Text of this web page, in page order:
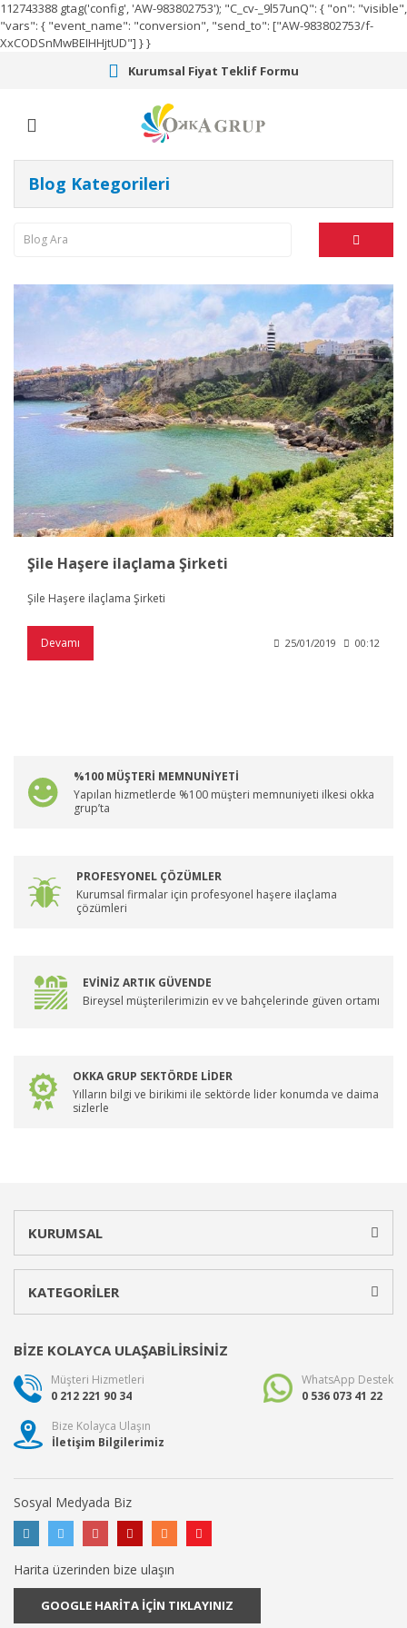
112743388 gtag('config', 'AW-983802753'); "C_cv-_9l57unQ": { "on": "visible",
"vars": { "event_name": "conversion", "send_to": ["AW-983802753/f-
XxCODSnMwBEIHHjtUD"] } }
Kurumsal Fiyat Teklif Formu
Blog Kategorileri
Şile Haşere ilaçlama Şirketi
Şile Haşere ilaçlama Şirketi
Devamı 25/01/2019 00:12
%100 MÜŞTERİ MEMNUNİYETİ
Yapılan hizmetlerde %100 müşteri memnuniyeti ilkesi okka
grup’ta
PROFESYONEL ÇÖZÜMLER
Kurumsal firmalar için profesyonel haşere ilaçlama
çözümleri
EVİNİZ ARTIK GÜVENDE
Bireysel müşterilerimizin ev ve bahçelerinde güven ortamı
OKKA GRUP SEKTÖRDE LİDER
Yılların bilgi ve birikimi ile sektörde lider konumda ve daima
sizlerle
KURUMSAL
KATEGORİLER
BİZE KOLAYCA ULAŞABİLİRSİNİZ
Müşteri Hizmetleri
0 212 221 90 34
WhatsApp Destek
0 536 073 41 22
Bize Kolayca Ulaşın
İletişim Bilgilerimiz
Sosyal Medyada Biz
Harita üzerinden bize ulaşın
GOOGLE HARİTA İÇİN TIKLAYINIZ